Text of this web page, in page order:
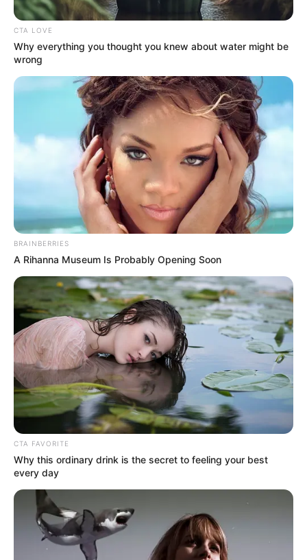
CTA LOVE
Why everything you thought you knew about water might be
wrong
BRAINBERRIES
A Rihanna Museum Is Probably Opening Soon
CTA FAVORITE
Why this ordinary drink is the secret to feeling your best
every day